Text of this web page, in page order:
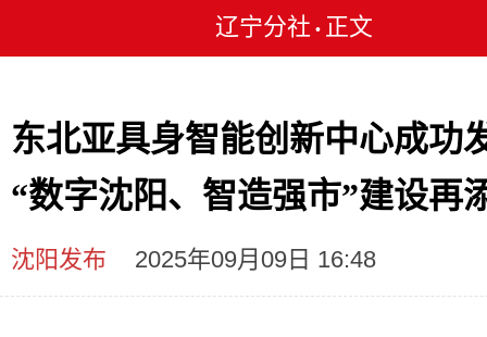
辽宁分社 • 正文
东北亚具身智能创新中心成功
“数字沈阳、智造强市”建设再
沈阳发布 2025年09月09日 16:48